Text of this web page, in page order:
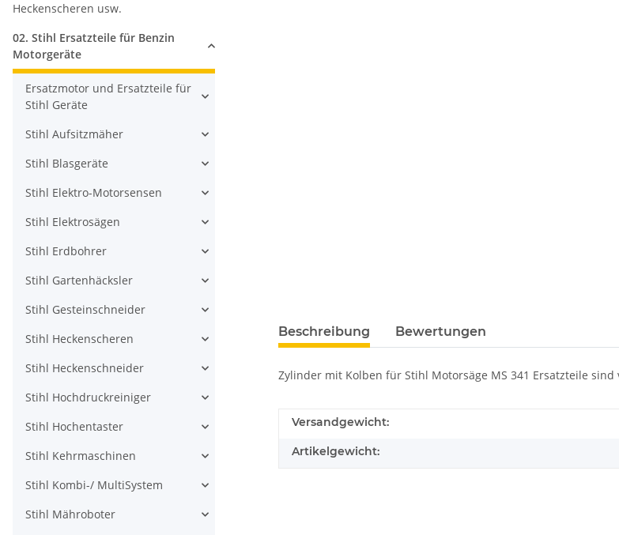
Beschreibung Bewertungen
Zylinder mit Kolben für Stihl Motorsäge MS 341 Ersatzteile
Versandgewicht:
Artikelgewicht:
Heckenscheren usw.
02. Stihl Ersatzteile für Benzin
Motorgeräte
Ersatzmotor und Ersatzteile für
Stihl Geräte
Stihl Aufsitzmäher
Stihl Blasgeräte
Stihl Elektro-Motorsensen
Stihl Elektrosägen
Stihl Erdbohrer
Stihl Gartenhäcksler
Stihl Gesteinschneider
Stihl Heckenscheren
Stihl Heckenschneider
Stihl Hochdruckreiniger
Stihl Hochentaster
Stihl Kehrmaschinen
Stihl Kombi-/ MultiSystem
Stihl Mähroboter